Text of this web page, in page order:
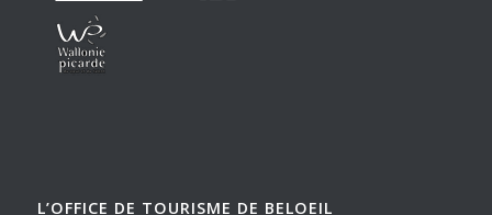
L’OFFICE DE TOURISME DE BELOEIL